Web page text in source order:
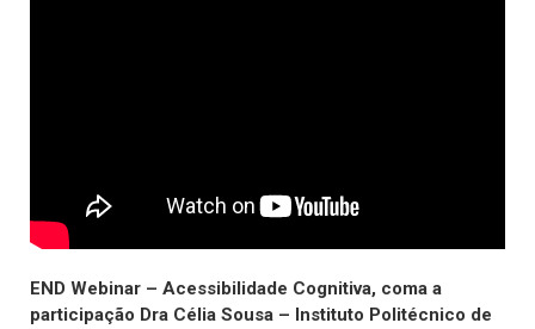
END Webinar – Acessibilidade Cognitiva, coma a
participação Dra Célia Sousa – Instituto Politécnico de